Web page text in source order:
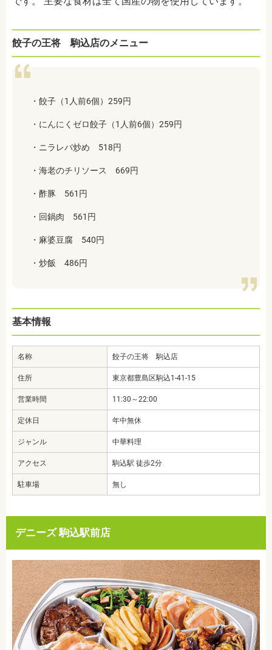
餃子の王将 駒込店のメニュー
・餃子（1人前6個）259円
・にんにくゼロ餃子（1人前6個）259円
・ニラレバ炒め 518円
・海老のチリソース 669円
・酢豚 561円
・回鍋肉 561円
・麻婆豆腐 540円
・炒飯 486円
基本情報
名称 餃子の王将 駒込店
住所 東京都豊島区駒込1-41-15
営業時間 11:30～22:00
定休日 年中無休
ジャンル 中華料理
アクセス 駒込駅 徒歩2分
駐車場 無し
デニーズ 駒込駅前店